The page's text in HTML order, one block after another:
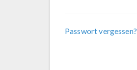
Passwort vergessen?